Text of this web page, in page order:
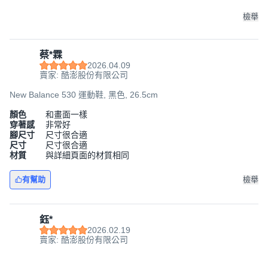
檢舉
蔡*霖
2026.04.09
賣家: 酷澎股份有限公司
New Balance 530 運動鞋, 黑色, 26.5cm
顏色
和畫面一樣
穿著感
非常好
腳尺寸
尺寸很合適
尺寸
尺寸很合適
材質
與詳細頁面的材質相同
有幫助 檢舉
鈺*
2026.02.19
賣家: 酷澎股份有限公司